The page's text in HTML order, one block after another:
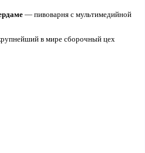
— пивоварня с мультимедийной
в мире сборочный цех